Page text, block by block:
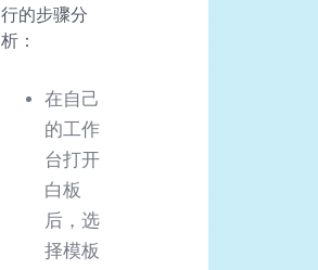
行的步骤分
析：
在自己
的工作
台打开
白板
后，选
择模板